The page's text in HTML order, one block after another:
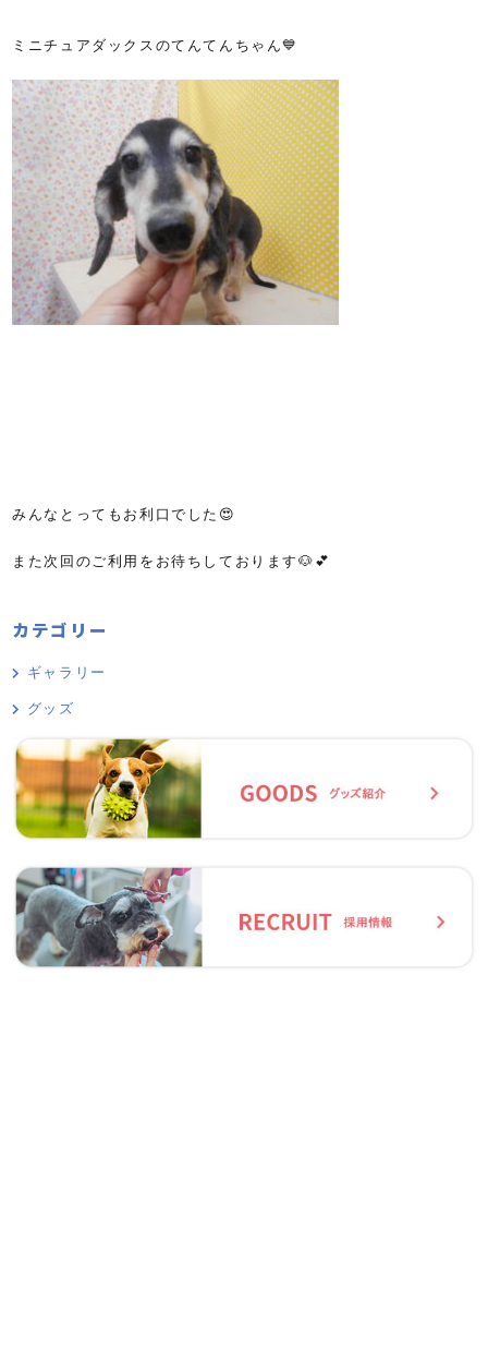
ミニチュアダックスのてんてんちゃん💙
みんなとってもお利口でした😍
また次回のご利用をお待ちしております🐶💕
カテゴリー
ギャラリー
グッズ